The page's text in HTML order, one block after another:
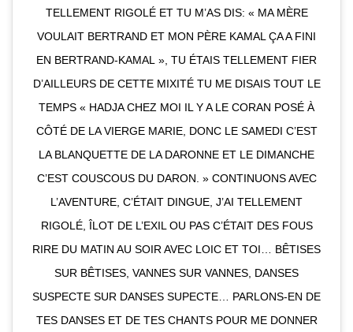
TELLEMENT RIGOLÉ ET TU M’AS DIS: « MA MÈRE
VOULAIT BERTRAND ET MON PÈRE KAMAL ÇA A FINI
EN BERTRAND-KAMAL », TU ÉTAIS TELLEMENT FIER
D’AILLEURS DE CETTE MIXITÉ TU ME DISAIS TOUT LE
TEMPS « HADJA CHEZ MOI IL Y A LE CORAN POSÉ À
CÔTÉ DE LA VIERGE MARIE, DONC LE SAMEDI C’EST
LA BLANQUETTE DE LA DARONNE ET LE DIMANCHE
C’EST COUSCOUS DU DARON. » CONTINUONS AVEC
L’AVENTURE, C’ÉTAIT DINGUE, J’AI TELLEMENT
RIGOLÉ, ÎLOT DE L’EXIL OU PAS C’ÉTAIT DES FOUS
RIRE DU MATIN AU SOIR AVEC LOIC ET TOI… BÊTISES
SUR BÊTISES, VANNES SUR VANNES, DANSES
SUSPECTE SUR DANSES SUPECTE… PARLONS-EN DE
TES DANSES ET DE TES CHANTS POUR ME DONNER